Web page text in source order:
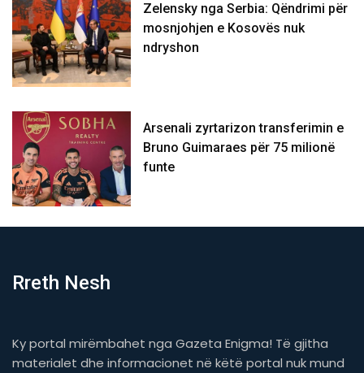
Zelensky nga Serbia: Qëndrimi për
mosnjohjen e Kosovës nuk
ndryshon
Arsenali zyrtarizon transferimin e
Bruno Guimaraes për 75 milionë
funte
Rreth Nesh
Ky portal mirëmbahet nga Gazeta Enigma! Të gjitha
materialet dhe informacionet në këtë portal nuk mund